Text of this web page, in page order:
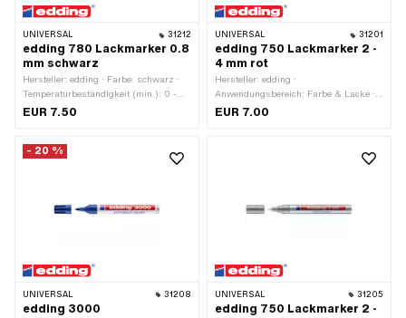
UNIVERSAL 31212
edding 780 Lackmarker 0.8
mm schwarz
Hersteller: edding · Farbe: schwarz ·
Temperaturbeständigkeit (min.): 0 -
400 °C · Strichbreite: 0.8
EUR 7.50
UNIVERSAL 31201
edding 750 Lackmarker 2 -
4 mm rot
Hersteller: edding ·
Anwendungsbereich: Farbe & Lacke ·
Farbe: rot · Temperaturbeständigkeit
EUR 7.00
- 20 %
UNIVERSAL 31208
edding 3000
UNIVERSAL 31205
edding 750 Lackmarker 2 -